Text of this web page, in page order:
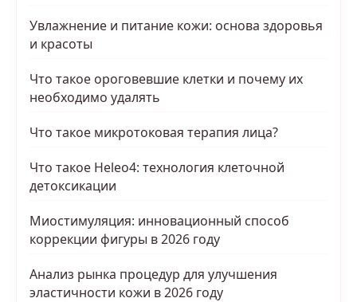
Увлажнение и питание кожи: основа здоровья
и красоты
Что такое ороговевшие клетки и почему их
необходимо удалять
Что такое микротоковая терапия лица?
Что такое Heleo4: технология клеточной
детоксикации
Миостимуляция: инновационный способ
коррекции фигуры в 2026 году
Анализ рынка процедур для улучшения
эластичности кожи в 2026 году